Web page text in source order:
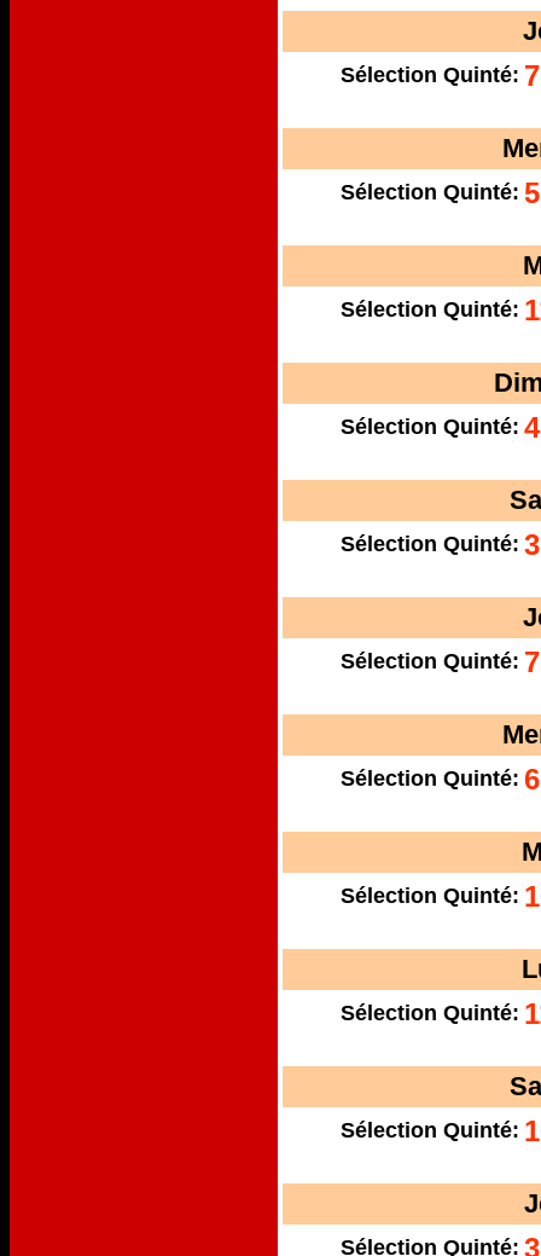
Sélection Quinté:
Sélection Quinté:
Sélection Quinté:
Sélection Quinté:
Sélection Quinté:
Sélection Quinté:
Sélection Quinté:
Sélection Quinté:
Sélection Quinté:
Sélection Quinté:
Sélection Quinté: